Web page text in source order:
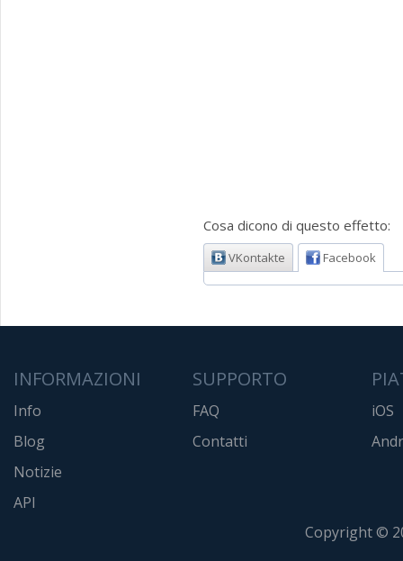
Cosa dicono di questo effetto:
VKontakte Facebook
INFORMAZIONI
Info
Blog
Notizie
API
SUPPORTO
FAQ
Contatti
iOS
Copyright ©